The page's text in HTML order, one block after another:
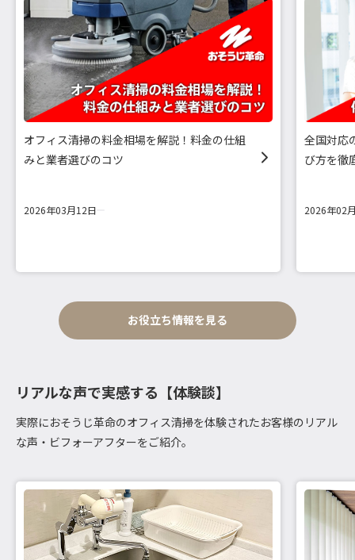
オフィス清掃の料金相場を解説！料金の仕組
みと業者選びのコツ
2026年03月12日
全国対応
び方を徹
2026年02
お役立ち情報を見る
リアルな声で実感する【体験談】
実際におそうじ革命のオフィス清掃を体験されたお客様のリアル
な声・ビフォーアフターをご紹介。